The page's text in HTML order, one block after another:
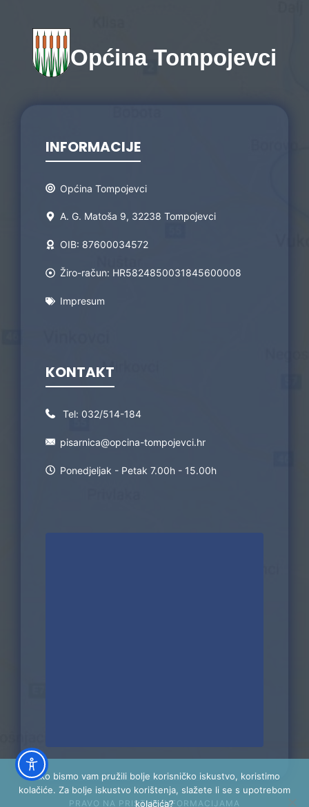
Općina Tompojevci
INFORMACIJE
Općina Tompojevci
A. G. Matoša 9, 32238 Tompojevci
OIB: 87600034572
Žiro-račun: HR5824850031845600008
Impresum
KONTAKT
Tel: 032/514-184
pisarnica@opcina-tompojevci.hr
Ponedjeljak - Petak 7.00h - 15.00h
PRAVO NA PRISTUP INFORMACIJAMA
Kako bismo vam pružili bolje korisničko iskustvo, koristimo
kolačiće. Za bolje iskustvo korištenja, slažete li se s upotrebom
kolačića?